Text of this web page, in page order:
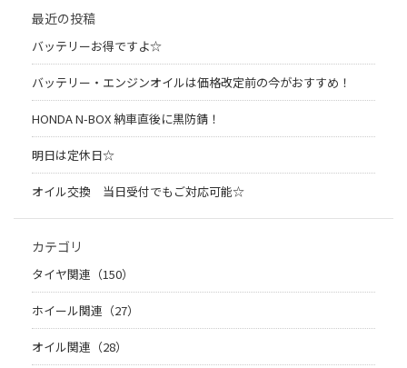
最近の投稿
バッテリーお得ですよ☆
バッテリー・エンジンオイルは価格改定前の今がおすすめ！
HONDA N-BOX 納車直後に黒防錆！
明日は定休日☆
オイル交換 当日受付でもご対応可能☆
カテゴリ
タイヤ関連（150）
ホイール関連（27）
オイル関連（28）